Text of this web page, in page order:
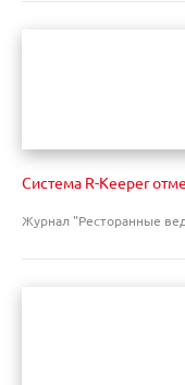
Система R-Keeper
Журнал "Ресторанные